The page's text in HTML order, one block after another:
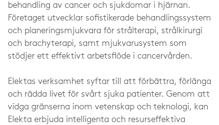
behandling av cancer och sjukdomar i hjärnan.
Företaget utvecklar sofistikerade behandlingssystem
och planeringsmjukvara för strålterapi, strålkirurgi
och brachyterapi, samt mjukvarusystem som
stödjer ett effektivt arbetsflöde i cancervården.
Elektas verksamhet syftar till att förbättra, förlänga
och rädda livet för svårt sjuka patienter. Genom att
vidga gränserna inom vetenskap och teknologi, kan
Elekta erbjuda intelligenta och resurseffektiva